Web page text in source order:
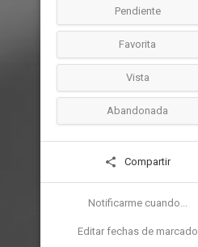
Pendiente
Favorita
Vista
Abandonada
Compartir
Notificarme cuando...
Editar fechas de marcado